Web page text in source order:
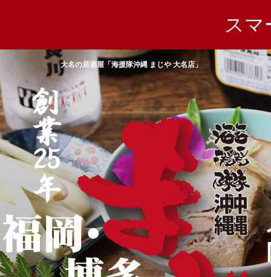
ス
大名の居酒屋「海援隊沖縄 まじや 大名店」